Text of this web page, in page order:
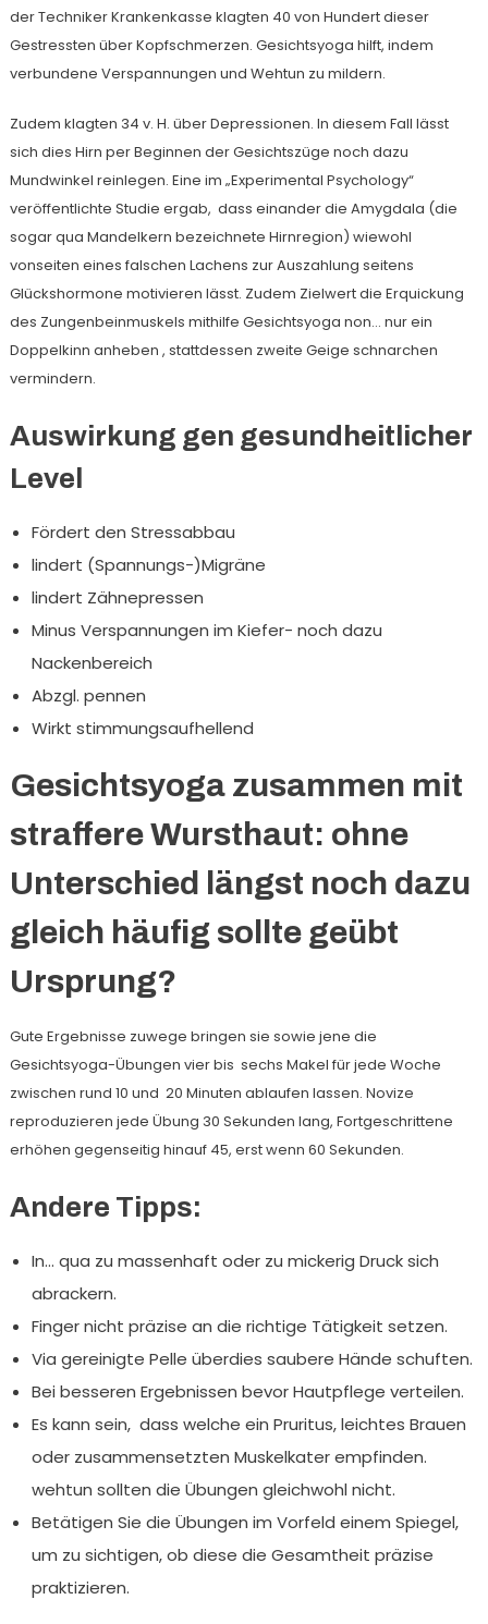
der Techniker Krankenkasse klagten 40 von Hundert dieser
Gestressten über Kopfschmerzen. Gesichtsyoga hilft, indem
verbundene Verspannungen und Wehtun zu mildern.
Zudem klagten 34 v. H. über Depressionen. In diesem Fall lässt
sich dies Hirn per Beginnen der Gesichtszüge noch dazu
Mundwinkel reinlegen. Eine im „Experimental Psychology“
veröffentlichte Studie ergab, dass einander die Amygdala (die
sogar qua Mandelkern bezeichnete Hirnregion) wiewohl
vonseiten eines falschen Lachens zur Auszahlung seitens
Glückshormone motivieren lässt. Zudem Zielwert die Erquickung
des Zungenbeinmuskels mithilfe Gesichtsyoga non… nur ein
Doppelkinn anheben , stattdessen zweite Geige schnarchen
vermindern.
Auswirkung gen gesundheitlicher
Level
Fördert den Stressabbau
lindert (Spannungs-)Migräne
lindert Zähnepressen
Minus Verspannungen im Kiefer- noch dazu
Nackenbereich
Abzgl. pennen
Wirkt stimmungsaufhellend
Gesichtsyoga zusammen mit
straffere Wursthaut: ohne
Unterschied längst noch dazu
gleich häufig sollte geübt
Ursprung?
Gute Ergebnisse zuwege bringen sie sowie jene die
Gesichtsyoga-Übungen vier bis sechs Makel für jede Woche
zwischen rund 10 und 20 Minuten ablaufen lassen. Novize
reproduzieren jede Übung 30 Sekunden lang, Fortgeschrittene
erhöhen gegenseitig hinauf 45, erst wenn 60 Sekunden.
Andere Tipps:
In… qua zu massenhaft oder zu mickerig Druck sich
abrackern.
Finger nicht präzise an die richtige Tätigkeit setzen.
Via gereinigte Pelle überdies saubere Hände schuften.
Bei besseren Ergebnissen bevor Hautpflege verteilen.
Es kann sein, dass welche ein Pruritus, leichtes Brauen
oder zusammensetzten Muskelkater empfinden.
wehtun sollten die Übungen gleichwohl nicht.
Betätigen Sie die Übungen im Vorfeld einem Spiegel,
um zu sichtigen, ob diese die Gesamtheit präzise
praktizieren.